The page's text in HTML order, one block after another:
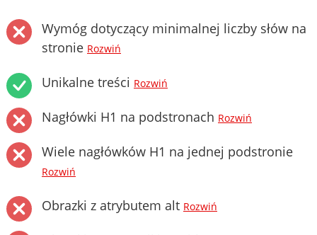
Wymóg dotyczący minimalnej liczby słów na
stronie Rozwiń
Unikalne treści Rozwiń
Nagłówki H1 na podstronach Rozwiń
Wiele nagłówków H1 na jednej podstronie
Rozwiń
Obrazki z atrybutem alt Rozwiń